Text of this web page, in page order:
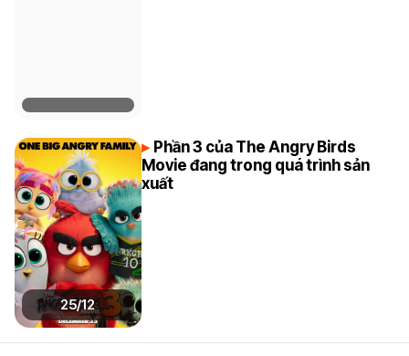
25/12
Phần 3 của The Angry Birds
Movie đang trong quá trình sản
xuất